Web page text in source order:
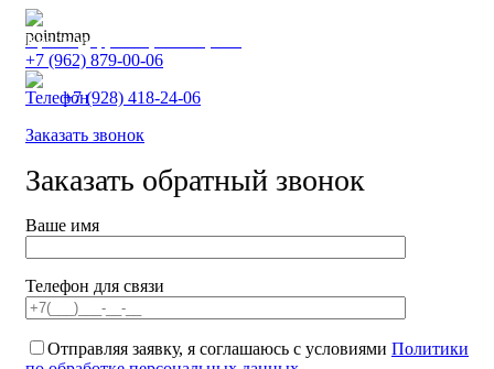
Краснодар, Улица КИМ, 166
+7 (962) 879-00-06
+7 (928) 418-24-06
Заказать звонок
Заказать обратный звонок
Ваше имя
Телефон для связи
Отправляя заявку, я соглашаюсь с условиями Политики